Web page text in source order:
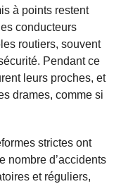
à points restent
conducteurs
routiers, souvent
Pendant ce
leurs proches, et
drames, comme si
strictes ont
nombre d’accidents
et réguliers,